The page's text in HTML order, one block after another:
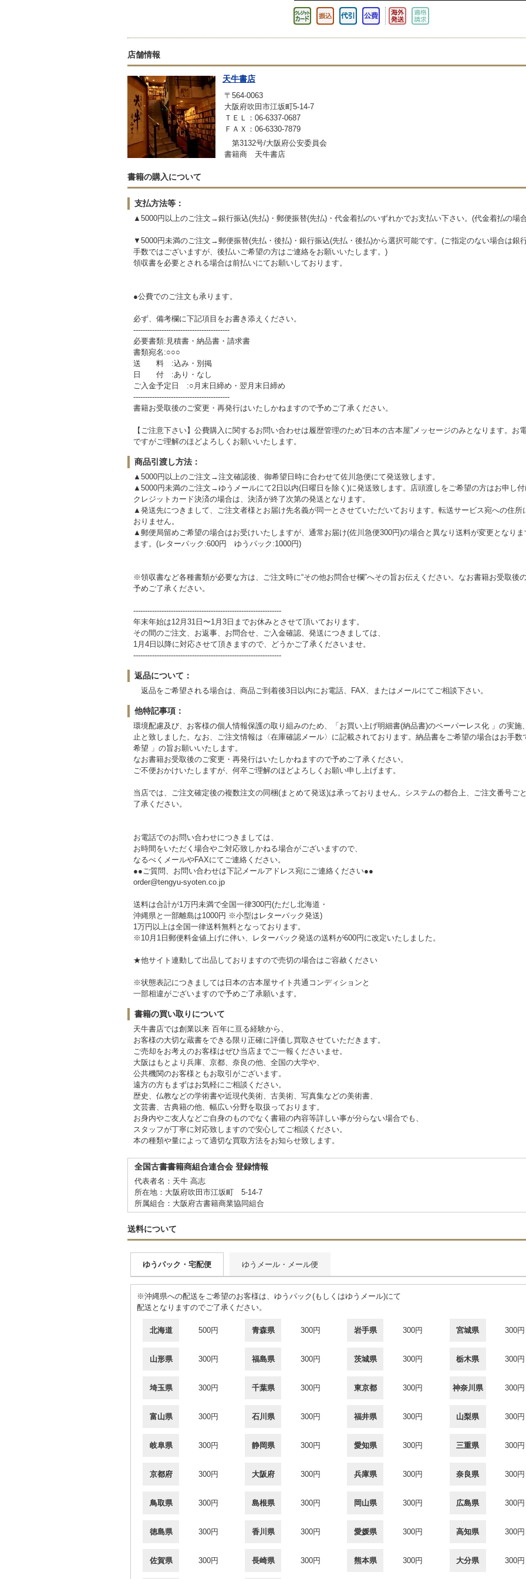
店舗情報
天牛書店
〒564-0063
大阪府吹田市江坂町5-14-7
ＴＥＬ：06-6337-0687
ＦＡＸ：06-6330-7879
第3132号/大阪府公安委員会
書籍商 天牛書店
書籍の購入について
支払方法等：
▲5000円以上のご注文→銀行振込(先払)・郵便振替(先払)・代金着払のいずれかでお支払い下さい。(代金着払の場
▼5000円未満のご注文→郵便振替(先払・後払)・銀行振込(先払・後払)から選択可能です。(ご指定のない場合は銀
手数ではございますが、後払いご希望の方はご連絡をお願いいたします。)
領収書を必要とされる場合は前払いにてお願いしております。
●公費でのご注文も承ります。
必ず、備考欄に下記項目をお書き添えください。
-----------------------------------------
必要書類:見積書・納品書・請求書
書類宛名:○○○
送 料 :込み・別掲
日 付 :あり・なし
ご入金予定日 :○月末日締め・翌月末日締め
-----------------------------------------
書籍お受取後のご変更・再発行はいたしかねますので予めご了承ください。
【ご注意下さい】公費購入に関するお問い合わせは履歴管理のため“日本の古本屋”メッセージのみとなります。
ですがご理解のほどよろしくお願いいたします。
商品引渡し方法：
▲5000円以上のご注文→注文確認後、御希望日時に合わせて佐川急便にて発送致します。
▲5000円未満のご注文→ゆうメールにて2日以内(日曜日を除く)に発送致します。店頭渡しをご希望の方はお申し付
クレジットカード決済の場合は、決済が終了次第の発送となります。
▲発送先につきまして、ご注文者様とお届け先名義が同一とさせていただいております。転送サービス宛への住
おりません。
▲郵便局留めご希望の場合はお受けいたしますが、通常お届け(佐川急便300円)の場合と異なり送料が変更となり
ます。(レターパック:600円 ゆうパック:1000円)
※領収書など各種書類が必要な方は、ご注文時に“その他お問合せ欄”へその旨お伝えください。なお書籍お受取後
予めご了承ください。
---------------------------------------------------------------
年末年始は12月31日〜1月3日までお休みとさせて頂いております。
その間のご注文、お返事、お問合せ、ご入金確認、発送につきましては、
1月4日以降に対応させて頂きますので、どうかご了承くださいませ。
---------------------------------------------------------------
返品について：
返品をご希望される場合は、商品ご到着後3日以内にお電話、FAX、またはメールにてご相談下さい。
他特記事項：
環境配慮及び、お客様の個人情報保護の取り組みのため、「お買い上げ明細書(納品書)のペーパーレス化 」の実施
止と致しました。なお、ご注文情報は〈在庫確認メール〉に記載されております。納品書をご希望の場合はお手
希望 」の旨お願いいたします。
なお書籍お受取後のご変更・再発行はいたしかねますので予めご了承ください。
ご不便おかけいたしますが、何卒ご理解のほどよろしくお願い申し上げます。
当店では、ご注文確定後の複数注文の同梱(まとめて発送)は承っておりません。システムの都合上、ご注文番号ご
了承ください。
お電話でのお問い合わせにつきましては、
お時間をいただく場合やご対応致しかねる場合がございますので、
なるべくメールやFAXにてご連絡ください。
●●ご質問、お問い合わせは下記メールアドレス宛にご連絡ください●●
order@tengyu-syoten.co.jp
送料は合計が1万円未満で全国一律300円(ただし北海道・
沖縄県と一部離島は1000円 ※小型はレターパック発送)
1万円以上は全国一律送料無料となっております。
※10月1日郵便料金値上げに伴い、レターパック発送の送料が600円に改定いたしました。
★他サイト連動して出品しておりますので売切の場合はご容赦ください
※状態表記につきましては日本の古本屋サイト共通コンディションと
一部相違がございますので予めご了承願います。
書籍の買い取りについて
天牛書店では創業以来 百年に亘る経験から、
お客様の大切な蔵書をできる限り正確に評価し買取させていただきます。
ご売却をお考えのお客様はぜひ当店までご一報くださいませ。
大阪はもとより兵庫、京都、奈良の他、全国の大学や、
公共機関のお客様ともお取引がございます。
遠方の方もまずはお気軽にご相談ください。
歴史、仏教などの学術書や近現代美術、古美術、写真集などの美術書、
文芸書、古典籍の他、幅広い分野を取扱っております。
お身内やご友人などご自身のものでなく書籍の内容等詳しい事が分らない場合でも、
スタッフが丁寧に対応致しますので安心してご相談ください。
本の種類や量によって適切な買取方法をお知らせ致します。
全国古書書籍商組合連合会 登録情報
代表者名：天牛 高志
所在地：大阪府吹田市江坂町 5-14-7
所属組合：大阪府古書籍商業協同組合
送料について
ゆうパック・宅配便 ゆうメール・メール便
※沖縄県への配送をご希望のお客様は、ゆうパック(もしくはゆうメール)にて
配送となりますのでご了承ください。
北海道 500円 青森県 300円 岩手県 300円 宮城県 300円
山形県 300円 福島県 300円 茨城県 300円 栃木県 300円
埼玉県 300円 千葉県 300円 東京都 300円 神奈川県 300円
富山県 300円 石川県 300円 福井県 300円 山梨県 300円
岐阜県 300円 静岡県 300円 愛知県 300円 三重県 300円
京都府 300円 大阪府 300円 兵庫県 300円 奈良県 300円
鳥取県 300円 島根県 300円 岡山県 300円 広島県 300円
徳島県 300円 香川県 300円 愛媛県 300円 高知県 300円
佐賀県 300円 長崎県 300円 熊本県 300円 大分県 300円